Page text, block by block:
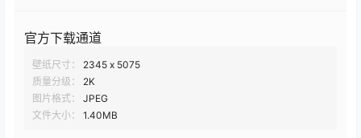
官方下载通道
壁纸尺寸：
2345 x 5075
质量分级：
2K
图片格式：
JPEG
文件大小：
1.40MB